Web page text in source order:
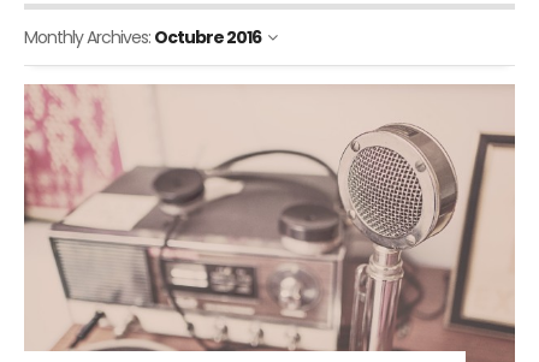
Monthly Archives: Octubre 2016